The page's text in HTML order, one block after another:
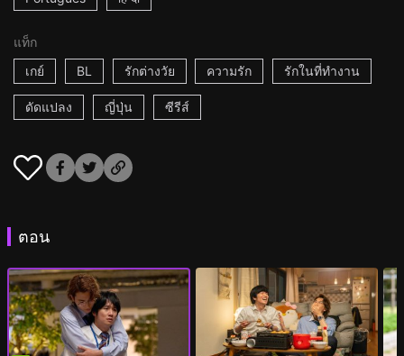
แท็ก
เกย์
BL รักต่างวัย ความรัก รักในที่ทำงาน
ดัดแปลง ญี่ปุ่น ซีรีส์
ตอน